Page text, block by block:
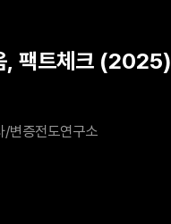
, 팩트체크 (2025)
/변증전도연구소